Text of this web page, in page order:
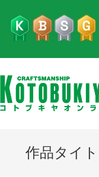
作品タイ